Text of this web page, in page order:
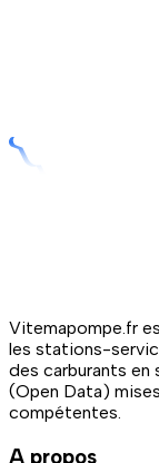
Vitemapompe.fr
les stations-
des carburants en
(Open Data)
compétentes.
A propos